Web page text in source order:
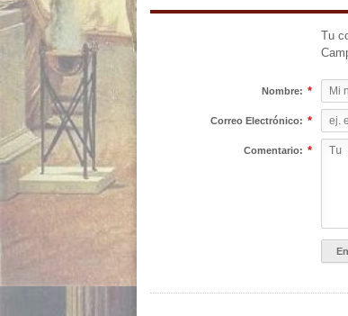
Tu
Nombre: *
Correo Electrónico: *
Comentario: *